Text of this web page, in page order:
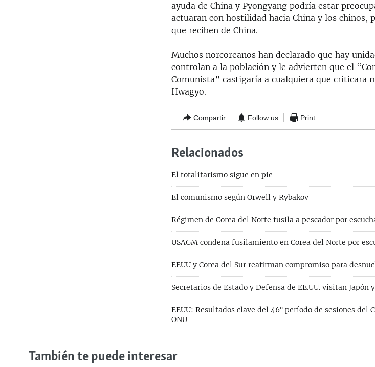
ayuda de China y Pyongyang podría estar
actuaran con hostilidad hacia China y los chinos,
que reciben de China.
Muchos norcoreanos han declarado que hay
controlan a la población y le advierten que el
Comunista” castigaría a cualquiera que criticara
Hwagyo.
Compartir Follow us Print
Relacionados
El totalitarismo sigue en pie
El comunismo según Orwell y Rybakov
Régimen de Corea del Norte fusila a pescador por
USAGM condena fusilamiento en Corea del Norte por
EEUU y Corea del Sur reafirman compromiso para
Secretarios de Estado y Defensa de EE.UU. visitan Japón
EEUU: Resultados clave del 46° período de sesiones del
ONU
También te puede interesar